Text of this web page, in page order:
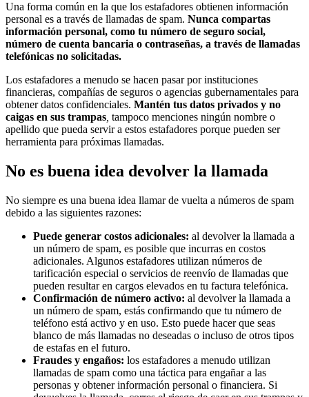
Una forma común en la que los estafadores obtienen información
personal es a través de llamadas de spam. Nunca compartas
información personal, como tu número de seguro social,
número de cuenta bancaria o contraseñas, a través de llamadas
telefónicas no solicitadas.
Los estafadores a menudo se hacen pasar por instituciones
financieras, compañías de seguros o agencias gubernamentales para
obtener datos confidenciales. Mantén tus datos privados y no
caigas en sus trampas tampoco menciones ningún nombre o
apellido que pueda servir a estos estafadores porque pueden ser
herramienta para próximas llamadas.
No es buena idea devolver la llamada
No siempre es una buena idea llamar de vuelta a números de spam
debido a las siguientes razones:
Puede generar costos adicionales: al devolver la llamada a
un número de spam, es posible que incurras en costos
adicionales. Algunos estafadores utilizan números de
tarificación especial o servicios de reenvío de llamadas que
pueden resultar en cargos elevados en tu factura telefónica.
Confirmación de número activo: al devolver la llamada a
un número de spam, estás confirmando que tu número de
teléfono está activo y en uso. Esto puede hacer que seas
blanco de más llamadas no deseadas o incluso de otros tipos
de estafas en el futuro.
Fraudes y engaños: los estafadores a menudo utilizan
llamadas de spam como una táctica para engañar a las
personas y obtener información personal o financiera. Si